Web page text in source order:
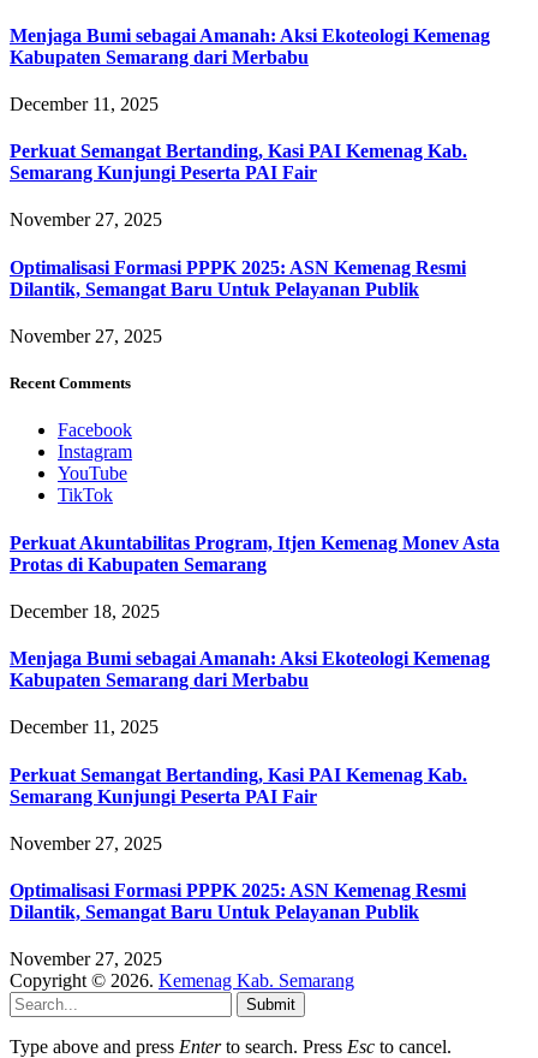
Menjaga Bumi sebagai Amanah: Aksi Ekoteologi Kemenag
Kabupaten Semarang dari Merbabu
December 11, 2025
Perkuat Semangat Bertanding, Kasi PAI Kemenag Kab.
Semarang Kunjungi Peserta PAI Fair
November 27, 2025
Optimalisasi Formasi PPPK 2025: ASN Kemenag Resmi
Dilantik, Semangat Baru Untuk Pelayanan Publik
November 27, 2025
Recent Comments
Facebook
Instagram
YouTube
TikTok
Perkuat Akuntabilitas Program, Itjen Kemenag Monev Asta
Protas di Kabupaten Semarang
December 18, 2025
Menjaga Bumi sebagai Amanah: Aksi Ekoteologi Kemenag
Kabupaten Semarang dari Merbabu
December 11, 2025
Perkuat Semangat Bertanding, Kasi PAI Kemenag Kab.
Semarang Kunjungi Peserta PAI Fair
November 27, 2025
Optimalisasi Formasi PPPK 2025: ASN Kemenag Resmi
Dilantik, Semangat Baru Untuk Pelayanan Publik
November 27, 2025
Copyright © 2026. Kemenag Kab. Semarang
Submit
Type above and press Enterto search. Press Esc to cancel.